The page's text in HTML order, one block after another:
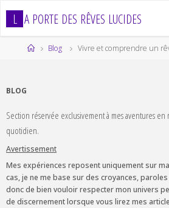
L A PORTE DES RÊVES LUCIDES
HomeBlog Vivre et comprendre un
BLOG
Section réservée exclusivement à mes aventures en
quotidien.
Avertissement
Mes expériences reposent uniquement sur
cas, je ne me base sur des croyances,
donc de bien vouloir respecter mon univers
de discernement lorsque vous lirez mes